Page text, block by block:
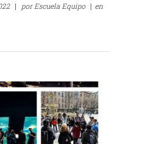
| porEscuela Equipo | en